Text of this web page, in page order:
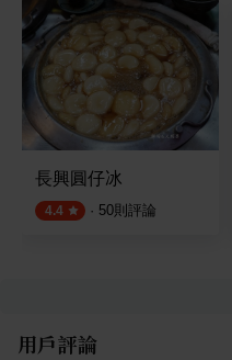
長興圓仔冰
4.4 · 50則評論
用戶評論